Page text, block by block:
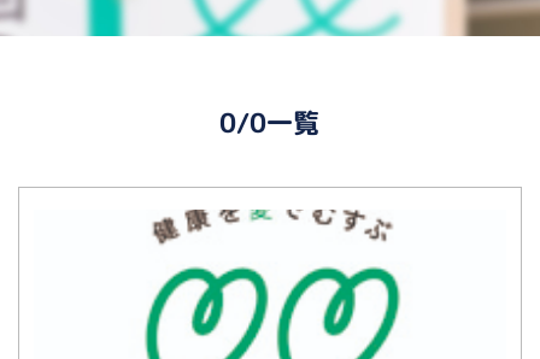
0/0一覧